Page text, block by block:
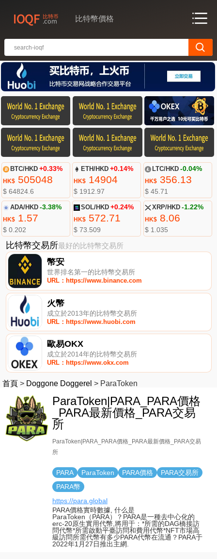
比特幣價格
BTC/HKD +0.33%
HK$505048
$ 64824.6
ETH/HKD +0.14%
HK$ 14904
$ 1912.97
LTC/HKD -0.04%
HK$356.13
$ 45.71
ADA/HKD -3.38%
HK$1.57
$ 0.202
SOL/HKD +0.24%
HK$ 572.71
$ 73.509
XRP/HKD -1.22%
HK$8.06
$ 1.035
比特幣交易所最好的比特幣交易所
幣安
世界排名第一的比特幣交易所
URL：https://www.binance.com
火幣
成立於2013年的比特幣交易所
URL：https://www.huobi.com
歐易OKX
成立於2014年的比特幣交易所
URL：https://www.okx.com
首頁 > Doggone Doggerel > ParaToken
ParaToken|PARA_PARA價格
_PARA最新價格_PARA交易
所
ParaToken|PARA_PARA價格_PARA最新價格_PARA交易
所
PARA ParaToken PARA價格
PARA交易所
PARA幣
https://para.global
PARA價格實時數據, 什么是
ParaToken（PARA）？PARA是一種去中心化的
erc-20原生實用代幣,將用于：*所需的DAG橋接訪
問代幣*所需啟動平臺訪問和費用代幣*NFT市場高
級訪問所需代幣有多少PARA代幣在流通？PARA于
2022年1月27日推出主網.